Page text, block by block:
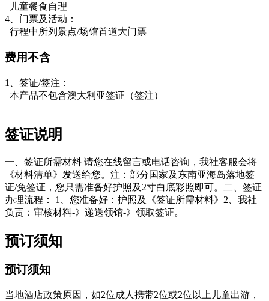
儿童餐食自理
4、门票及活动：
行程中所列景点/场馆首道大门票
费用不含
1、签证/签注：
本产品不包含澳大利亚签证（签注）
签证说明
一、签证所需材料 请您在线留言或电话咨询，我社客服会将
《材料清单》发送给您。注：部分国家及东南亚海岛落地签
证/免签证，您只需准备好护照及2寸白底彩照即可。二、签证
办理流程： 1、您准备好：护照及《签证所需材料》2、我社
负责：审核材料-》递送领馆-》领取签证。
预订须知
预订须知
当地酒店政策原因，如2位成人携带2位或2位以上儿童出游，